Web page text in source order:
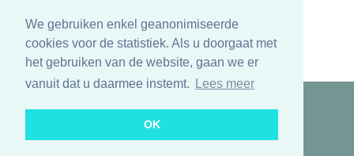
We gebruiken enkel geanonimiseerde
cookies voor de statistiek. Als u doorgaat met
het gebruiken van de website, gaan we er
vanuit dat u daarmee instemt.
Lees meer
OK
ANTIROOKBELEID307 ONDERZOEK
MEER TAGS TONEN
Copyright © 2025 TabakNee - Rookpreventie Jeugd